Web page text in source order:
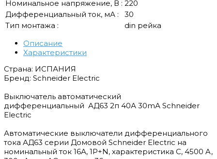
Номинальное напряжение, В : 220
Дифференциальный ток, мА :
30
Тип монтажа :
din рейка
Описание
Характеристики
Страна: ИСПАНИЯ
Бренд: Schneider Electric
Выключатель автоматический
дифференциальный АД63 2п 40А 30mА Schneider
Electric
Автоматические выключатели дифференциального
тока АД63 серии Домовой Schneider Electric на
номинальный ток 16А, 1P+N, характеристика C, 4500 A,